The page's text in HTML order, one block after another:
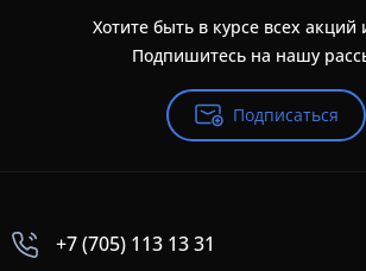
Хотите быть в курсе всех акций
Подпишитесь на нашу
Подписаться
+7 (705) 113 13 31